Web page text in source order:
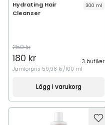
Hydrating Hair
Cleanser
300 ml
259 kr
180 kr
3 butiker
Jämförpris 59,98 kr/100 ml
Lägg i varukorg